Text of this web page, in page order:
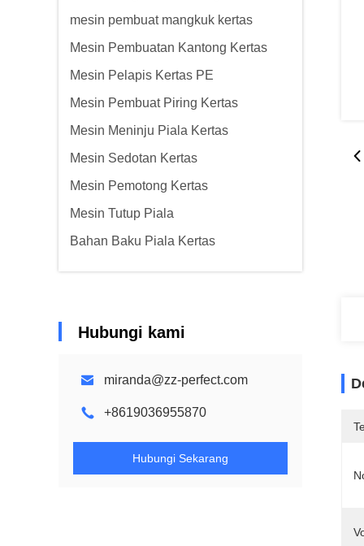
mesin pembuat mangkuk kertas
Mesin Pembuatan Kantong Kertas
Mesin Pelapis Kertas PE
Mesin Pembuat Piring Kertas
Mesin Meninju Piala Kertas
Mesin Sedotan Kertas
Mesin Pemotong Kertas
Mesin Tutup Piala
Bahan Baku Piala Kertas
Hubungi kami
miranda@zz-perfect.com
+8619036955870
Hubungi Sekarang